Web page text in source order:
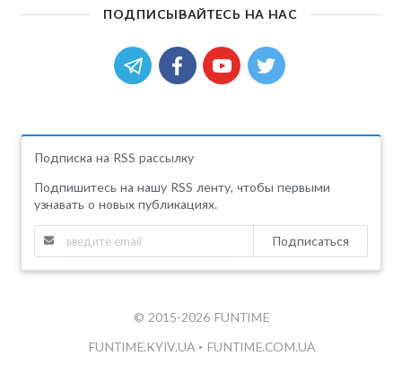
ПОДПИСЫВАЙТЕСЬ НА НАС
Подписка на RSS рассылку
Подпишитесь на нашу RSS ленту, чтобы первыми
узнавать о новых публикациях.
Подписаться
© 2015-2026 FUNTIME
FUNTIME.KYIV.UA • FUNTIME.COM.UA